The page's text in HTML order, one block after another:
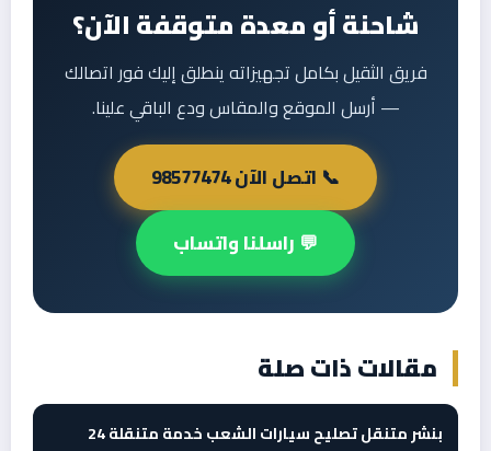
شاحنة أو معدة متوقفة الآن؟
فريق الثقيل بكامل تجهيزاته ينطلق إليك فور اتصالك
— أرسل الموقع والمقاس ودع الباقي علينا.
📞 اتصل الآن 98577474
💬 راسلنا واتساب
مقالات ذات صلة
بنشر متنقل تصليح سيارات الشعب خدمة متنقلة 24